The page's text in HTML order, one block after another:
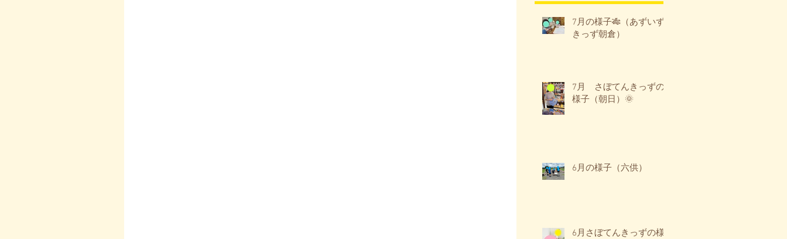
7月の様子🎋（あずいず
きっず朝倉）
7月 さぼてんきっずの
様子（朝日）🌞
6月の様子（六供）
6月さぼてんきっずの様